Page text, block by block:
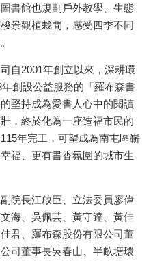
書館也規劃戶外教學、生態
景觀植栽間，感受四季不同
自2001年創立以來，深耕環
創設公益服務的「羅布森書
堅持成為愛書人心中的閱讀
，終於化為一座造福市民的
年完工，可望成為南屯區嶄
福、更有書香氛圍的城市生
院長江啟臣、立法委員廖偉
海、吳佩芸、黃守達、黃佳
君、羅布森股份有限公司董
司董事長吳春山、半畝塘環